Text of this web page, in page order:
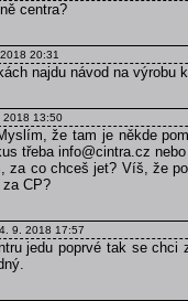
centra?
20:31
najdu návod na výrobu
2018 13:50
že tam je někde
třeba info@cintra.cz
za co chceš jet? Víš, že
za CP?
4. 9. 2018 17:57
jedu poprvé tak se chci